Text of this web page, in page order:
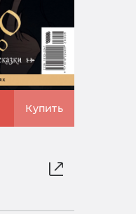
Купить